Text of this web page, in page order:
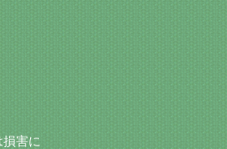
損害に